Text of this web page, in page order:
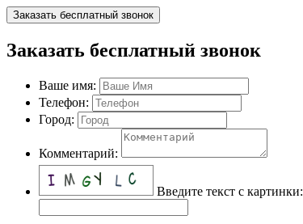
Заказать бесплатный звонок
Заказать бесплатный звонок
Ваше имя:
Телефон:
Город:
Комментарий:
Введите текст с картинки: